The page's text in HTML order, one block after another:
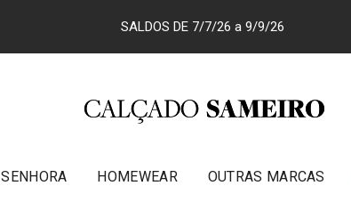
SALDOS DE 7/7/26 a 9/9/26
SENHORA HOMEWEAR OUTRAS MARCAS